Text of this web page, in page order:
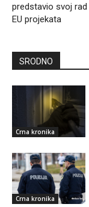
predstavio svoj rad
EU projekata
SRODNO
Crna kronika
Crna kronika